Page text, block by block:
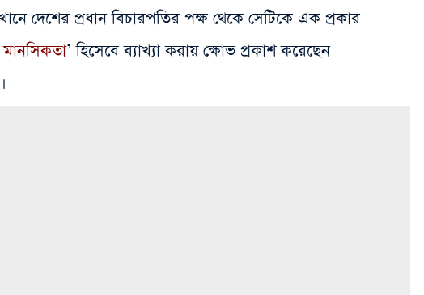
দেশের প্রধান বিচারপতির পক্ষ থেকে সেটিকে এক প্রকার
’ হিসেবে ব্যাখ্যা করায় ক্ষোভ প্রকাশ করেছেন